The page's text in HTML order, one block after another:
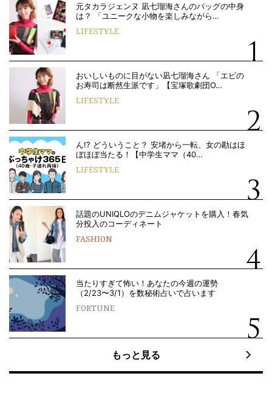
元タカラジェンヌ 凪七瑠海さんのバッグの中身
は？ 「ユニークな小物を楽しみながら…
LIFESTYLE
おいしいものに目がない凪七瑠海さん 「エビの
お寿司は断然生派です」【宝塚歌劇団O…
LIFESTYLE
ん!? どういうこと？ 安堵から一転、女の勘はほ
ぼほぼ当たる！【中学生ママ（40…
LIFESTYLE
話題のUNIQLOのデニムジャケットを購入！春気
分投入のコーディネート
FASHION
当たりすぎて怖い！あなたの今週の運勢
（2/23〜3/1）を数秘術占いで占います
FORTUNE
もっと見る